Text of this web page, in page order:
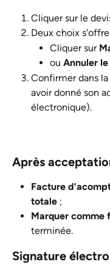
Cliquer sur le
Deux choix
Cliquer sur
ou Annuler
Confirmer dans
avoir donné son
électronique).
Après
Facture
totale ;
Marquer comme
terminée.
Signature